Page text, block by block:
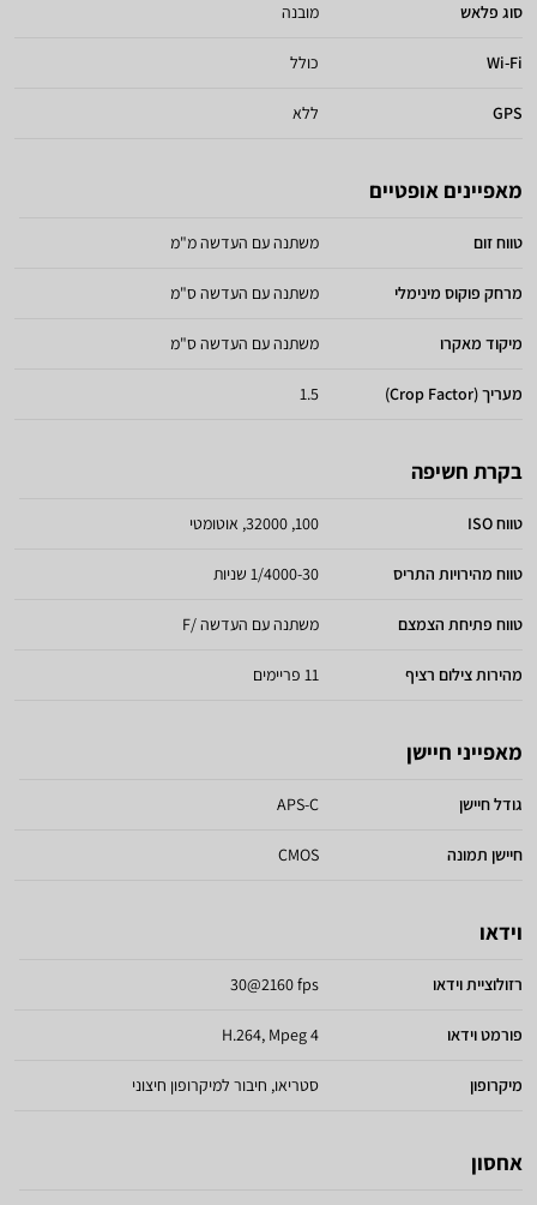
סוג פלאש מובנה
Wi-Fi כולל
GPS ללא
מאפיינים אופטיים
טווח זום משתנה עם העדשה מ"מ
מרחק פוקוס מינימלי משתנה עם העדשה ס"מ
מיקוד מאקרו משתנה עם העדשה ס"מ
מעריך (Crop Factor) 1.5
בקרת חשיפה
טווח ISO 100, 32000, אוטומטי
טווח מהירויות התריס 1/4000-30 שניות
טווח פתיחת הצמצם משתנה עם העדשה /F
מהירות צילום רציף 11 פריימים
מאפייני חיישן
גודל חיישן APS-C
חיישן תמונה CMOS
וידאו
רזולוציית וידאו 30@2160 fps
פורמט וידאו H.264, Mpeg 4
מיקרופון סטריאו, חיבור למיקרופון חיצוני
אחסון